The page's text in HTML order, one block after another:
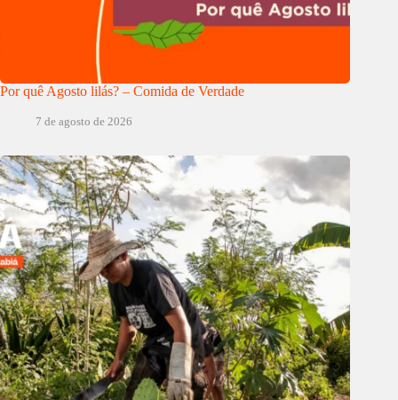
Por quê Agosto lilás? – Comida de Verdade
7 de agosto de 2026